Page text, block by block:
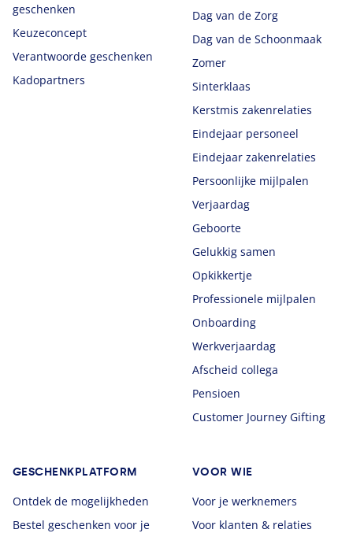
geschenken
Keuzeconcept
Verantwoorde geschenken
Kadopartners
Dag van de Zorg
Dag van de Schoonmaak
Zomer
Sinterklaas
Kerstmis zakenrelaties
Eindejaar personeel
Eindejaar zakenrelaties
Persoonlijke mijlpalen
Verjaardag
Geboorte
Gelukkig samen
Opkikkertje
Professionele mijlpalen
Onboarding
Werkverjaardag
Afscheid collega
Pensioen
Customer Journey Gifting
GESCHENKPLATFORM
Ontdek de mogelijkheden
Bestel geschenken voor je
VOOR WIE
Voor je werknemers
Voor klanten & relaties